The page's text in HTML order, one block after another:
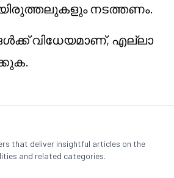
നടത്തണം.
വിധേയമാണ്, എല്ലാ
that deliver insightful articles on the
and related categories.